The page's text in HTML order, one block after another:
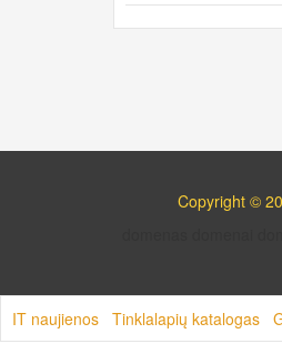
Copyright ©
IT naujienos Tinklalapių katalogas